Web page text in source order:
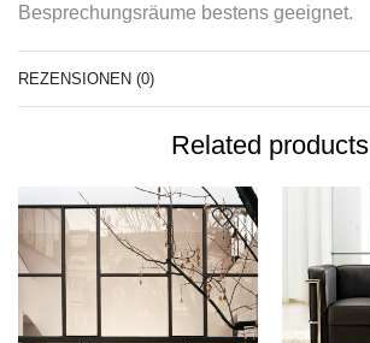
Besprechungsräume bestens geeignet.
REZENSIONEN (0)
Related products